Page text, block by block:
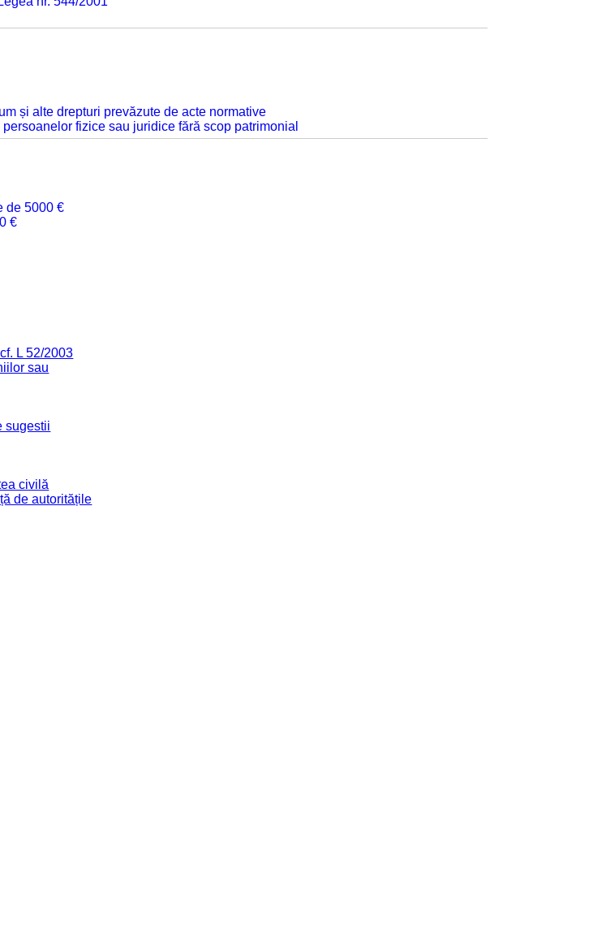
și alte drepturi prevăzute de acte normative
fizice sau juridice fără scop patrimonial
de 5000 €
€
L 52/2003
sau
sugestii
civilă
de autoritățile